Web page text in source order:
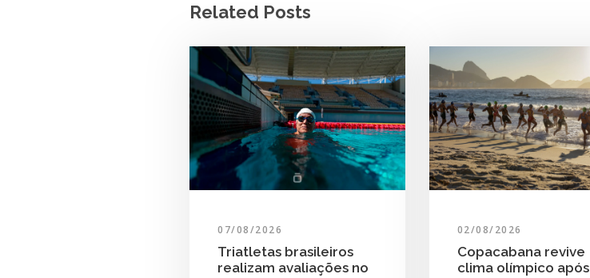
Related Posts
07/08/2026
Triatletas brasileiros
realizam avaliações no
02/08/2026
Copacabana revive
clima olímpico após